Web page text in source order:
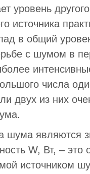
уровень
источника
в общий
с шумом в
числа
двух из них
шума являются
W, Вт, – это
источником